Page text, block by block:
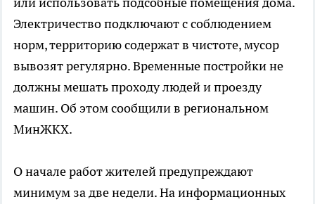
Электричество подключают с соблюдением
норм, территорию содержат в чистоте, мусор
вывозят регулярно. Временные постройки не
должны мешать проходу людей и проезду
машин. Об этом сообщили в региональном
МинЖКХ.
О начале работ жителей предупреждают
минимум за две недели. На информационных